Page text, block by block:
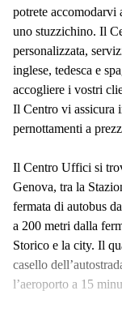
potrete
uno stuzzichino. Il
personalizzata,
inglese, tedesca e
accogliere i vostri
Il Centro vi assicura
pernottamenti a
Il Centro Uffici si
Genova, tra la
fermata di autobus
a 200 metri dalla
Storico e la city. Il
casello
l’aeroporto a 15